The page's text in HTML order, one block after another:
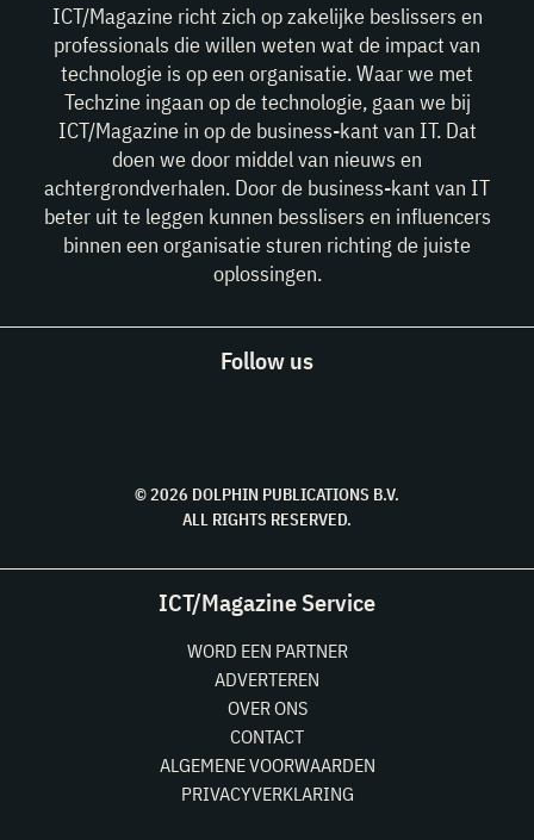
ICT/Magazine richt zich op zakelijke beslissers en
professionals die willen weten wat de impact van
technologie is op een organisatie. Waar we met
Techzine ingaan op de technologie, gaan we bij
ICT/Magazine in op de business-kant van IT. Dat
doen we door middel van nieuws en
achtergrondverhalen. Door de business-kant van IT
beter uit te leggen kunnen besslisers en influencers
binnen een organisatie sturen richting de juiste
oplossingen.
Follow us
© 2026 DOLPHIN PUBLICATIONS B.V.
ALL RIGHTS RESERVED.
ICT/Magazine Service
WORD EEN PARTNER
ADVERTEREN
OVER ONS
CONTACT
ALGEMENE VOORWAARDEN
PRIVACYVERKLARING